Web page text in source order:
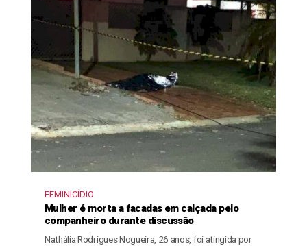
FEMINICÍDIO
Mulher é morta a facadas em calçada pelo
companheiro durante discussão
Nathália Rodrigues Nogueira, 26 anos, foi atingida por